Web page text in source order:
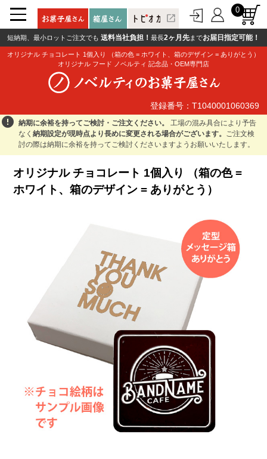
オリジナル チョコレート 1個入り （箱の色 = ホワイト、箱のデザイン = ありがとう）
オリジナル フード ノベルティ 記念品・OEM専門店
open_in_new
短納期、最小ロットご注文でも 送料当社負担！ 最長2ヶ月先までお届日指定可能！
0
登録番号：T1040001060369
error 納期に余裕を持ってご検討・ご注文ください。
工場の混み具合により予告
なく納期設定が現時点より長めに変更される場合がございます。
ご注文検
討の際は納期に余裕を持ってご検討くださいますようお願いいたします。
登録番号：T1040001060369
オリジナル チョコレート 1個入り （箱の色 =
ホワイト、箱のデザイン = ありがとう）